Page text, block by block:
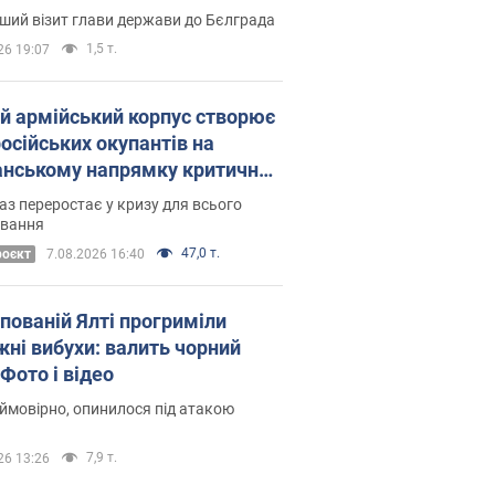
Це перший візит глави держави до Бєлграда
19:07 1,5 т.
армійський корпус створює
окупантів на
напрямку критичний
як це вдалося
переростає у кризу для всього
7.08.2026 16:40 47,0 т.
Ялті прогриміли
вибухи: валить чорний
і відео
опинилося під атакою
13:26 7,9 т.